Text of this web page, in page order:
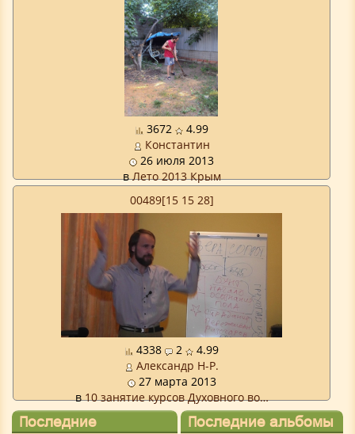
3672
4.99
Константин
26 июля 2013
вЛето 2013 Крым
00489[15 15 28]
4338 2
4.99
Александр Н-Р.
27 марта 2013
в10 занятие курсов Духовного во…
Последние
Последние альбомы